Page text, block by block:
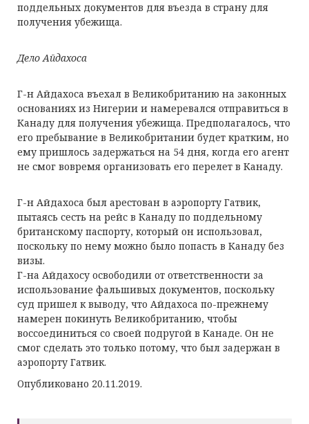
поддельных документов для въезда в страну для
получения убежища.
Дело Айдахоса
Г-н Айдахоса въехал в Великобританию на законных
основаниях из Нигерии и намеревался отправиться в
Канаду для получения убежища. Предполагалось, что
его пребывание в Великобритании будет кратким, но
ему пришлось задержаться на 54 дня, когда его агент
не смог вовремя организовать его перелет в Канаду.
Г-н Айдахоса был арестован в аэропорту Гатвик,
пытаясь сесть на рейс в Канаду по поддельному
британскому паспорту, который он использовал,
поскольку по нему можно было попасть в Канаду без
визы.
Г-на Айдахосу освободили от ответственности за
использование фальшивых документов, поскольку
суд пришел к выводу, что Айдахоса по-прежнему
намерен покинуть Великобританию, чтобы
воссоединиться со своей подругой в Канаде. Он не
смог сделать это только потому, что был задержан в
аэропорту Гатвик.
Опубликовано 20.11.2019.